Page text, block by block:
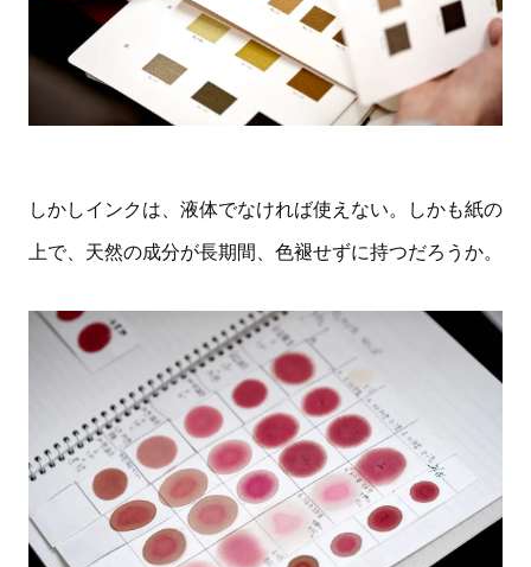
しかしインクは、液体でなければ使えない。しかも紙の
上で、天然の成分が長期間、色褪せずに持つだろうか。